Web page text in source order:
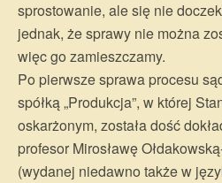
sprostowanie, ale się nie
jednak, że sprawy nie można
więc go zamieszczamy.
Po pierwsze sprawa procesu
spółką „Produkcja”, w której
oskarżonym, została dość
profesor Mirosławę
(wydanej niedawno także w